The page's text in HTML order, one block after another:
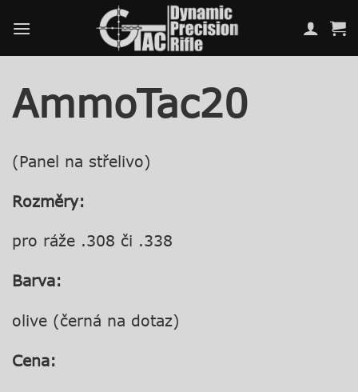
AmmoTac20
(Panel na střelivo)
Rozměry:
pro ráže .308 či .338
Barva:
olive (černá na dotaz)
Cena: